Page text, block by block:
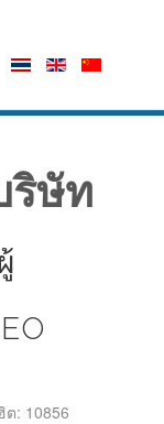
ริษัท
ต: 10856